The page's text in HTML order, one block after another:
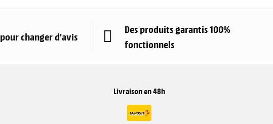
changer d'avis
Des produits garantis 100%
fonctionnels
Livraison en 48h